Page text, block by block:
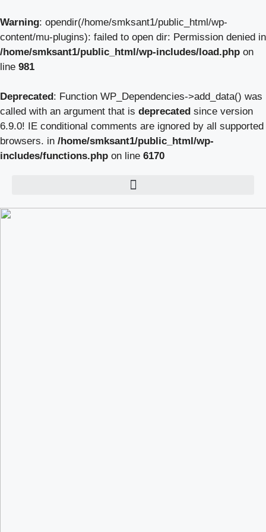
Warning: opendir(/home/smksant1/public_html/wp-
content/mu-plugins): failed to open dir: Permission denied in
/home/smksant1/public_html/wp-includes/load.php on
line 981
Deprecated: Function WP_Dependencies->add_data() was
called with an argument that is deprecated since version
6.9.0! IE conditional comments are ignored by all supported
browsers. in /home/smksant1/public_html/wp-
includes/functions.php on line 6170